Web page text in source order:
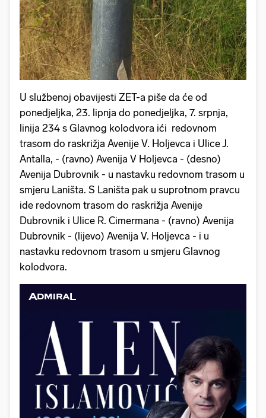
U službenoj obavijesti ZET-a piše da će od
ponedjeljka, 23. lipnja do ponedjeljka, 7. srpnja,
linija 234 s Glavnog kolodvora ići redovnom
trasom do raskrižja Avenije V. Holjevca i Ulice J.
Antalla, - (ravno) Avenija V Holjevca - (desno)
Avenija Dubrovnik - u nastavku redovnom trasom u
smjeru Laništa. S Laništa pak u suprotnom pravcu
ide redovnom trasom do raskrižja Avenije
Dubrovnik i Ulice R. Cimermana - (ravno) Avenija
Dubrovnik - (lijevo) Avenija V. Holjevca - i u
nastavku redovnom trasom u smjeru Glavnog
kolodvora.